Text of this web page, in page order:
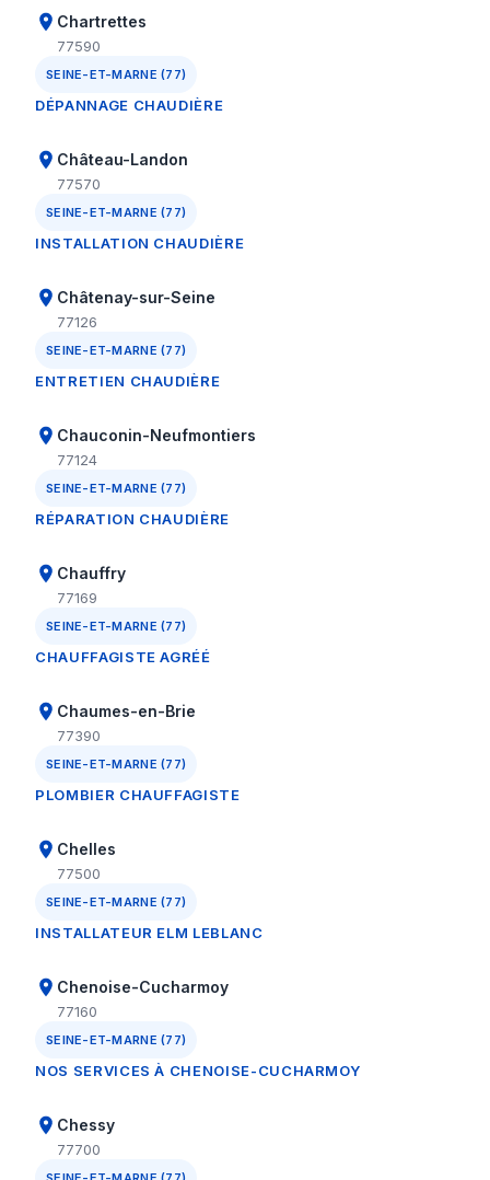
Chartrettes
77590
SEINE-ET-MARNE (77)
DÉPANNAGE CHAUDIÈRE
Château-Landon
77570
SEINE-ET-MARNE (77)
INSTALLATION CHAUDIÈRE
Châtenay-sur-Seine
77126
SEINE-ET-MARNE (77)
ENTRETIEN CHAUDIÈRE
Chauconin-Neufmontiers
77124
SEINE-ET-MARNE (77)
RÉPARATION CHAUDIÈRE
Chauffry
77169
SEINE-ET-MARNE (77)
CHAUFFAGISTE AGRÉÉ
Chaumes-en-Brie
77390
SEINE-ET-MARNE (77)
PLOMBIER CHAUFFAGISTE
Chelles
77500
SEINE-ET-MARNE (77)
INSTALLATEUR ELM LEBLANC
Chenoise-Cucharmoy
77160
SEINE-ET-MARNE (77)
NOS SERVICES À CHENOISE-CUCHARMOY
Chessy
77700